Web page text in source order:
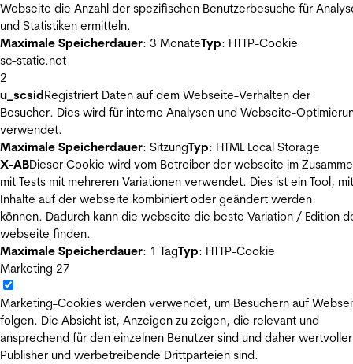
Webseite die Anzahl der spezifischen Benutzerbesuche für
und Statistiken ermitteln.
Maximale Speicherdauer: 3 MonateTyp: HTTP-Cookie
sc-static.net
2
u_scsidRegistriert Daten auf dem Webseite-Verhalten der
Besucher. Dies wird für interne Analysen und Webseite-
verwendet.
Maximale Speicherdauer: SitzungTyp: HTML Local Storage
X-ABDieser Cookie wird vom Betreiber der webseite im
mit Tests mit mehreren Variationen verwendet. Dies ist ein Tool,
Inhalte auf der webseite kombiniert oder geändert werden
können. Dadurch kann die webseite die beste Variation / Edition
webseite finden.
Maximale Speicherdauer: 1 TagTyp: HTTP-Cookie
Marketing 27
Marketing-Cookies werden verwendet, um Besuchern auf
folgen. Die Absicht ist, Anzeigen zu zeigen, die relevant und
ansprechend für den einzelnen Benutzer sind und daher
Publisher und werbetreibende Drittparteien sind.